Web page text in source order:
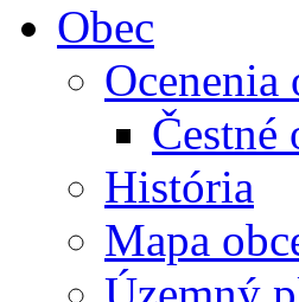
Obec
Ocenenia
Čestné
História
Mapa